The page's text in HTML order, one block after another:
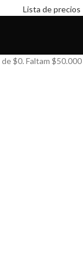
Lista de precios
de$0. Faltam $50.000